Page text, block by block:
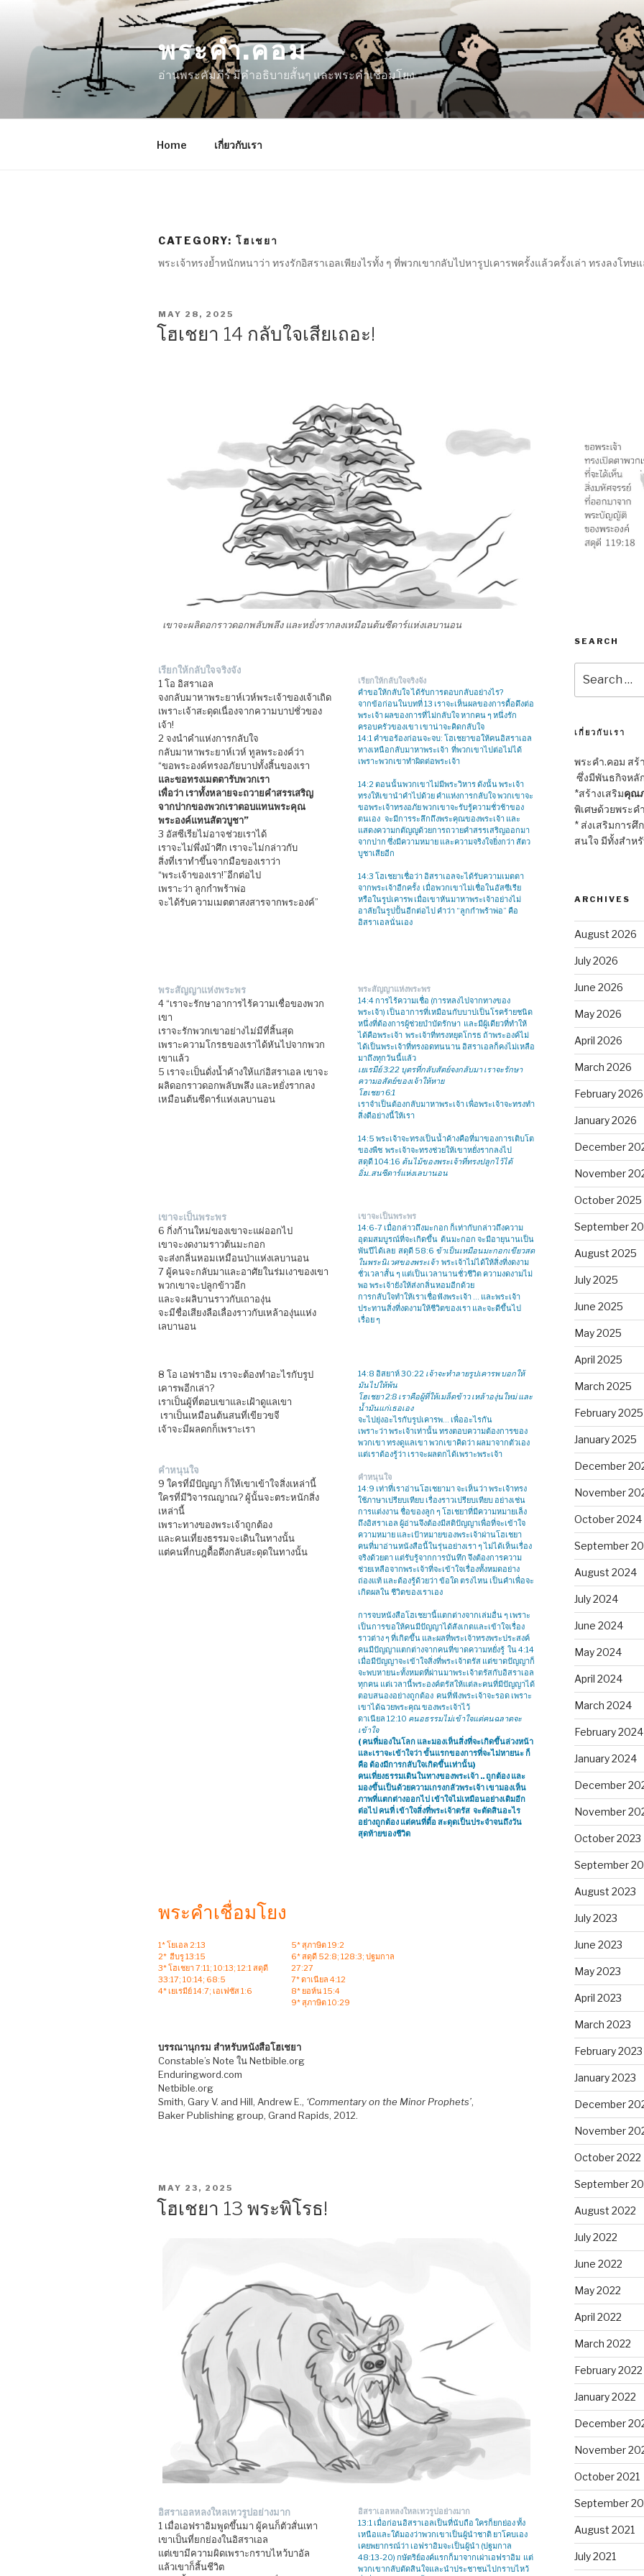
content
พระคำ.คอม
อ่านพระคัมภีร์ มีคำอธิบายสั้นๆ และพระคำเชื่อมโยง
Home เกี่ยวกับเรา
CATEGORY: โฮเชยา
พระเจ้าทรงย้ำหนักหนาว่า ทรงรักอิสราเอลเพียงไรทั้ง ๆ ที่พวกเขากลับไปหารูปเคารพครั้งแล้วครั้งเล่า ทรงลงโทษ
POSTED
ON
MAY 28, 2025
โฮเชยา 14 กลับใจเสียเถอะ!
เขาจะผลิดอกราวดอกพลับพลึง และหยั่งรากลงเหมือนต้นซีดาร์แห่งเลบานอน
เรียกให้กลับใจจริงจัง
1 โอ อิสราเอล
จงกลับมาหาพระยาห์เวห์พระเจ้าของเจ้าเถิด
เพราะเจ้าสะดุดเนื่องจากความบาปชั่วของ
เจ้า!
2 จงนำคำแห่งการกลับใจ
กลับมาหาพระยาห์เวห์ ทูลพระองค์ว่า
“ขอพระองค์ทรงอภัยบาปทั้งสิ้นของเรา
และขอทรงเมตตารับพวกเรา
เพื่อว่า เราทั้งหลายจะถวายคำสรรเสริญ
จากปากของพวกเราตอบแทนพระคุณ
พระองค์แทนสัตวบูชา”
3 อัสซีเรียไม่อาจช่วยเราได้
เราจะไม่พึ่งม้าศึก เราจะไม่กล่าวกับ
สิ่งที่เราทำขึ้นจากมือของเราว่า
“พระเจ้าของเรา!”อีกต่อไป
เพราะว่า ลูกกำพร้าพ่อ
จะได้รับความเมตตาสงสารจากพระองค์”
เรียกให้กลับใจจริงจัง
คำขอให้กลับใจ ได้รับการตอบกลับอย่างไร?
จากข้อก่อนในบทที่ 13 เราจะเห็นผลของการดื้อดึงต่อ
พระเจ้า ผลของการที่ไม่กลับใจ หากคน ๆ หนึ่งรัก
ครอบครัวของเขา เขาน่าจะคิดกลับใจ
14:1 คำขอร้องก่อนจะจบ: โฮเชยาขอให้คนอิสราเอล
ทางเหนือกลับมาหาพระเจ้า ที่พวกเขาไปต่อไม่ได้
เพราะพวกเขาทำผิดต่อพระเจ้า
14:2 ตอนนั้นพวกเขาไม่มีพระวิหาร ดังนั้น พระเจ้า
ทรงให้เขานำคำไปด้วย คำแห่งการกลับใจ พวกเขาจะ
ขอพระเจ้าทรงอภัย พวกเขาจะรับรู้ความชั่วช้าของ
ตนเอง จะมีการระลึกถึงพระคุณของพระเจ้า และ
แสดงความกตัญญูด้วยการถวายคำสรรเสริญออกมา
จากปาก ซึ่งมีความหมาย และความจริงใจยิ่งกว่า สัตว
บูชาเสียอีก
14:3 โฮเชยาเชื่อว่า อิสราเอลจะได้รับความเมตตา
จากพระเจ้าอีกครั้ง เมื่อพวกเขาไม่เชื่อในอัสซีเรีย
หรือในรูปเคารพ เมื่อเขาหันมาหาพระเจ้าอย่างไม่
อาลัยในรูปปั้นอีกต่อไป คำว่า “ลูกกำพร้าพ่อ” คือ
อิสราเอลนั่นเอง
พระสัญญาแห่งพระพร
4 “เราจะรักษาอาการไร้ความเชื่อของพวก
เขา
เราจะรักพวกเขาอย่างไม่มีที่สิ้นสุด
เพราะความโกรธของเราได้หันไปจากพวก
เขาแล้ว
5 เราจะเป็นดั่งน้ำค้างให้แก่อิสราเอล เขาจะ
ผลิดอกราวดอกพลับพลึง และหยั่งรากลง
เหมือนต้นซีดาร์แห่งเลบานอน
พระสัญญาแห่งพระพร
14:4 การไร้ความเชื่อ (การหลงไปจากทางของ
พระเจ้า) เป็นอาการที่เหมือนกับบาปเป็นโรคร้ายชนิด
หนึ่งที่ต้องการผู้ช่วยบำบัดรักษา และมีผู้เดียวที่ทำให้
ได้คือพระเจ้า พระเจ้าที่ทรงหยุดโกรธ ถ้าพระองค์ไม่
ได้เป็นพระเจ้าที่ทรงอดทนนาน อิสราเอลก็คงไม่เหลือ
มาถึงทุกวันนี้แล้ว
เยเรมีย์ 3:22 บุตรที่กลับสัตย์จงกลับมา เราจะรักษา
ความอสัตย์ของเจ้าให้หาย
โฮเชยา 6:1
เราจำเป็นต้องกลับมาหาพระเจ้า เพื่อพระเจ้าจะทรงทำ
สิ่งดีอย่างนี้ให้เรา
14:5 พระเจ้าจะทรงเป็นน้ำค้างคือที่มาของการเติบโต
ของพืช พระเจ้าจะทรงช่วยให้เขาหยั่งรากลงไป
สดุดี 104:16 ต้นไม้ของพระเจ้าที่ทรงปลูกไว้ได้
อิ่ม..สนซีดาร์แห่งเลบานอน
เขาจะเป็นพระพร
6 กิ่งก้านใหม่ของเขาจะแผ่ออกไป
เขาจะงดงามราวต้นมะกอก
จะส่งกลิ่นหอมเหมือนป่าแห่งเลบานอน
7 ผู้คนจะกลับมาและอาศัยในร่มเงาของเขา
พวกเขาจะปลูกข้าวอีก
และจะผลิบานราวกับเถาองุ่น
จะมีชื่อเสียงลือเลื่องราวกับเหล้าองุ่นแห่ง
เลบานอน
เขาจะเป็นพระพร
14:6-7 เมื่อกล่าวถึงมะกอก ก็เท่ากับกล่าวถึงความ
อุดมสมบูรณ์ที่จะเกิดขึ้น ต้นมะกอก จะมีอายุนานเป็น
พันปีได้เลย สดุดี 58:6 ข้าเป็นเหมือนมะกอกเขียวสด
ในพระนิเวศของพระเจ้า พระเจ้าไม่ได้ให้สิ่งที่งดงาม
ชั่วเวลาสั้น ๆ แต่เป็นเวลานานชั่วชีวิต ความงดงามไม่
พอ พระเจ้ายังให้ส่งกลิ่นหอมอีกด้วย
การกลับใจทำให้เราเชื่อฟังพระเจ้า … และพระเจ้า
ประทานสิ่งที่งดงามให้ชีวิตของเรา และจะดีขึ้นไป
เรื่อย ๆ
8 โอ เอฟราอิม เราจะต้องทำอะไรกับรูป
เคารพอีกเล่า?
เราเป็นผู้ที่ตอบเขาและเฝ้าดูแลเขา
เราเป็นเหมือนต้นสนที่เขียวขจี
เจ้าจะมีผลดกก็เพราะเรา
คำหนุนใจ
9 ใครที่มีปัญญา ก็ให้เขาเข้าใจสิ่งเหล่านี้
ใครที่มีวิจารณญาณ? ผู้นั้นจะตระหนักสิ่ง
เหล่านี้
เพราะทางของพระเจ้าถูกต้อง
และคนเที่ยงธรรมจะเดินในทางนั้น
แต่คนที่กบฎดื้อดึงกลับสะดุดในทางนั้น
14:8 อิสยาห์ 30:22 เจ้าจะทำลายรูปเคารพ บอกให้
มันไปให้พ้น
โฮเชยา 2:8 เราคือผู้ที่ให้เมล็ดข้าว เหล้าองุ่นใหม่ และ
น้ำมันแก่เธอเอง
จะไปยุ่งอะไรกับรูปเคารพ… เพื่ออะไรกัน
เพราะว่า พระเจ้าเท่านั้น ทรงตอบความต้องการของ
พวกเขา ทรงดูแลเขา พวกเขาคิดว่า ผลมาจากตัวเอง
แต่เราต้องรู้ว่า เราจะผลดกได้เพราะพระเจ้า
คำหนุนใจ
14:9 เท่าที่เราอ่านโฮเชยามา จะเห็นว่า พระเจ้าทรง
ใช้ภาษาเปรียบเทียบ เรื่องราวเปรียบเทียบ อย่างเช่น
การแต่งงาน ชื่อของลูก ๆ โฮเชยาที่มีความหมายเล็ง
ถึงอิสราเอล ผู้อ่านจึงต้องมีสติปัญญาเพื่อที่จะเข้าใจ
ความหมาย และเป้าหมายของพระเจ้าผ่านโฮเชยา
คนที่มาอ่านหนังสือนี้ในรุ่นอย่างเรา ๆ ไม่ได้เห็นเรื่อง
จริงด้วยตา แต่รับรู้จากการบันทึก จึงต้องการความ
ช่วยเหลือจากพระเจ้าที่จะเข้าใจเรื่องทั้งหมดอย่าง
ถ่องแท้ และต้องรู้ด้วยว่า ข้อใด ตรงไหน เป็นคำเพื่อจะ
เกิดผลใน ชีวิตของเราเอง
การจบหนังสือโฮเชยานี้แตกต่างจากเล่มอื่น ๆ เพราะ
เป็นการขอให้คนมีปัญญาได้สังเกตและเข้าใจเรื่อง
ราวต่าง ๆ ที่เกิดขึ้น และผลที่พระเจ้าทรงพระประสงค์
คนมีปัญญาแตกต่างจากคนที่ขาดความหยั่งรู้ ใน 4:14
เมื่อมีปัญญาจะเข้าใจสิ่งที่พระเจ้าตรัส แต่ขาดปัญญาก็
จะพบหายนะทั้งหมดที่ผ่านมาพระเจ้าตรัสกับอิสราเอล
ทุกคน แต่เวลานี้พระองค์ตรัสให้แต่ละคนที่มีปัญญาได้
ตอบสนองอย่างถูกต้อง คนที่ฟังพระเจ้าจะรอด เพราะ
เขาได้ฉวยพระคุณ ของพระเจ้าไว้
ดาเนียล 12:10 คนอธรรมไม่เข้าใจแต่คนฉลาดจะ
เข้าใจ
( คนที่มองในโลก และมองเห็นสิ่งที่จะเกิดขึ้นล่วงหน้า
และเราจะเข้าใจว่า ขั้นแรกของการที่จะไม่หายนะ ก็
คือ ต้องมีการกลับใจเกิดขึ้นเท่านั้น)
คนเที่ยงธรรมเดินในทางของพระเจ้า .. ถูกต้อง และ
มองขึ้นเป็นด้วยความเกรงกลัวพระเจ้า เขามองเห็น
ภาพที่แตกต่างออกไป เข้าใจไม่เหมือนอย่างเดิมอีก
ต่อไป คนที่ เข้าใจสิ่งที่พระเจ้าตรัส จะตัดสินอะไร
อย่างถูกต้อง แต่คนที่ดื้อ สะดุดเป็นประจำจนถึงวัน
สุดท้ายของชีวิต
พระคำเชื่อมโยง
1* โยเอล 2:13
2* ฮีบรู 13:15
3* โฮเชยา 7:11; 10:13; 12:1 สดุดี
33:17; 10:14; 68:5
4* เยเรมีย์ 14:7; เอเฟซัส 1:6
5* สุภาษิต 19:2
6* สดุดี 52:8; 128:3; ปฐมกาล
27:27
7* ดาเนียล 4:12
8* ยอห์น 15:4
9* สุภาษิต 10:29
บรรณานุกรม สำหรับหนังสือโฮเชยา
Constable’s Note ใน Netbible.org
Enduringword.com
Netbible.org
Smith, Gary V. and Hill, Andrew E., ‘Commentary on the Minor Prophets’,
Baker Publishing group, Grand Rapids, 2012.
POSTED
ON
MAY 23, 2025
โฮเชยา 13 พระพิโรธ!
อิสราเอลหลงใหลเทวรูปอย่างมาก
1 เมื่อเอฟราอิมพูดขึ้นมา ผู้คนก็ตัวสั่นเทา
เขาเป็นที่ยกย่องในอิสราเอล
แต่เขามีความผิดเพราะกราบไหว้บาอัล
แล้วเขาก็สิ้นชีวิต
อิสราเอลหลงใหลเทวรูปอย่างมาก
13:1 เมื่อก่อนอิสราเอลเป็นที่นับถือ ใครก็ยกย่อง ทั้ง
เหนือและใต้มองว่าพวกเขาเป็นผู้นำชาติ ยาโคบเอง
เคยพยากรณ์ว่า เอฟราอิมจะเป็นผู้นำ (ปฐมกาล
48:13-20) กษัตริย์องค์แรกก็มาจากเผ่าเอฟราอิม แต่
พวกเขากลับตัดสินใจและนำประชาชนไปกราบไหว้
SEARCH
for:
เกี่ยวกับเรา
พระคำ.คอม ส
ซึ่งมีพันธกิจหลั
*สร้างเสริมคุณ
พิเศษด้วยพระค
* ส่งเสริมการศึ
สนใจ มีทั้งสำห
ARCHIVES
August 2026
July 2026
June 2026
May 2026
April 2026
March 2026
February 2026
January 2026
December
November
October 2025
September
August 2025
July 2025
June 2025
May 2025
April 2025
March 2025
February 2025
January 2025
December
November
October 2024
September
August 2024
July 2024
June 2024
May 2024
April 2024
March 2024
February 2024
January 2024
December
November
October 2023
September
August 2023
July 2023
June 2023
May 2023
April 2023
March 2023
February 2023
January 2023
December
November
October 2022
September
August 2022
July 2022
June 2022
May 2022
April 2022
March 2022
February 2022
January 2022
December
November
October 2021
September
August 2021
July 2021